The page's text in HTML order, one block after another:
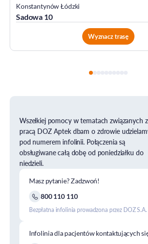
Konstantynów Łódzki
Sadowa 10
Wyznacz trasę
Wszelkiej pomocy w tematach związanych z
pracą DOZ Aptek dbam o zdrowie
pod numerem infolinii. Połączenia są
obsługiwane całą dobę od poniedziałku do
niedzieli.
Masz pytanie? Zadzwoń!
800 110 110
Bezpłatna infolinia prowadzona przez DOZ S.A.
Infolinia dla pacjentów kontaktujących